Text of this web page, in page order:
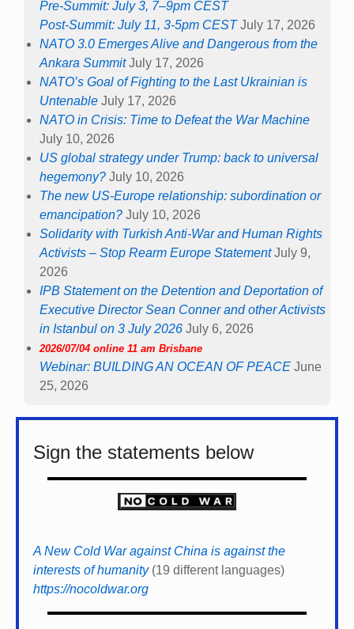
Pre-Summit: July 3, 7–9pm CEST
Post-Summit: July 11, 3-5pm CEST July 17, 2026
NATO 3.0 Emerges Alive and Dangerous from the
Ankara Summit July 17, 2026
NATO’s Goal of Fighting to the Last Ukrainian is
Untenable July 17, 2026
NATO in Crisis: Time to Defeat the War Machine
July 10, 2026
US global strategy under Trump: back to universal
hegemony? July 10, 2026
The new US-Europe relationship: subordination or
emancipation? July 10, 2026
Solidarity with Turkish Anti-War and Human Rights
Activists – Stop Rearm Europe Statement July 9,
2026
IPB Statement on the Detention and Deportation of
Executive Director Sean Conner and other Activists
in Istanbul on 3 July 2026 July 6, 2026
2026/07/04 online 11 am Brisbane
Webinar: BUILDING AN OCEAN OF PEACE June
25, 2026
Sign the statements below
A New Cold War against China is against the
interests of humanity(19 different languages)
https://nocoldwar.org